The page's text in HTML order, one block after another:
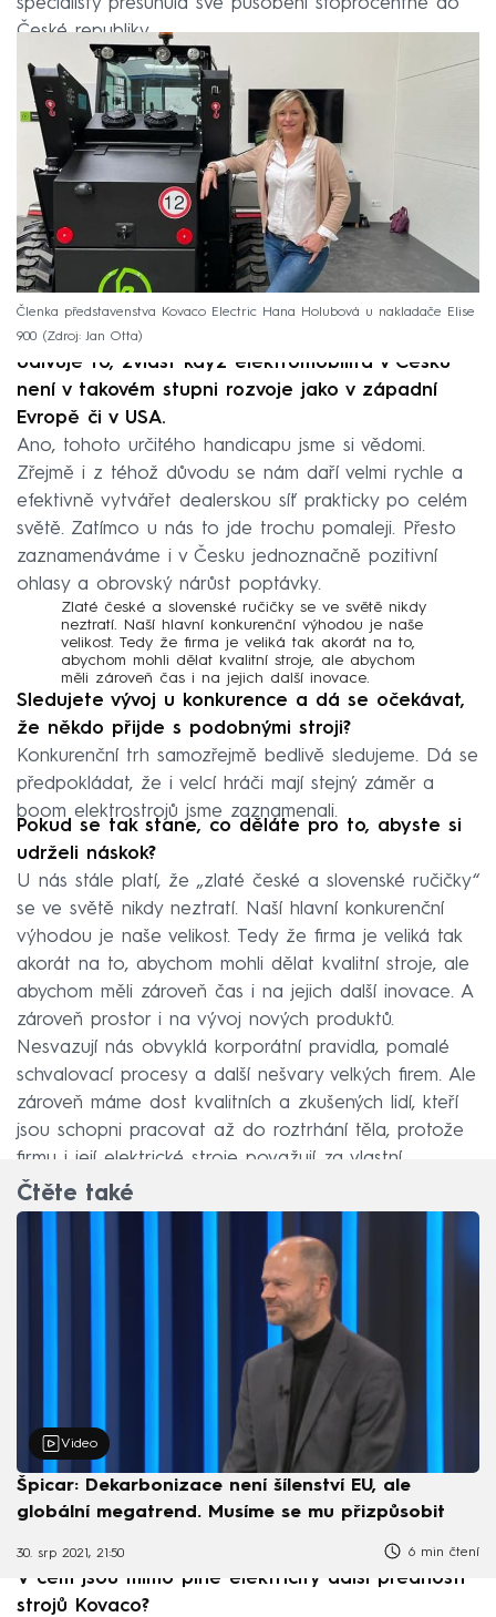
České republiky.
Členka představenstva Kovaco Electric Hana Holubová u nakladače Elise
900
Zdroj: Jan Otta
Udivuje to, zvlášť když elektromobilita v Česku
není v takovém stupni rozvoje jako v západní
Evropě či v USA.
Ano, tohoto určitého handicapu jsme si vědomi.
Zřejmě i z téhož důvodu se nám daří velmi rychle a
efektivně vytvářet dealerskou síť prakticky po celém
světě. Zatímco u nás to jde trochu pomaleji. Přesto
zaznamenáváme i v Česku jednoznačně pozitivní
ohlasy a obrovský nárůst poptávky.
Zlaté české a slovenské ručičky se ve světě nikdy
neztratí. Naší hlavní konkurenční výhodou je naše
velikost. Tedy že firma je veliká tak akorát na to,
abychom mohli dělat kvalitní stroje, ale abychom
měli zároveň čas i na jejich další inovace.
Sledujete vývoj u konkurence a dá se očekávat,
že někdo přijde s podobnými stroji?
Konkurenční trh samozřejmě bedlivě sledujeme. Dá se
předpokládat, že i velcí hráči mají stejný záměr a
boom elektrostrojů jsme zaznamenali.
Pokud se tak stane, co děláte pro to, abyste si
udrželi náskok?
U nás stále platí, že „zlaté české a slovenské ručičky“
se ve světě nikdy neztratí. Naší hlavní konkurenční
výhodou je naše velikost. Tedy že firma je veliká tak
akorát na to, abychom mohli dělat kvalitní stroje, ale
abychom měli zároveň čas i na jejich další inovace. A
zároveň prostor i na vývoj nových produktů.
Nesvazují nás obvyklá korporátní pravidla, pomalé
schvalovací procesy a další nešvary velkých firem. Ale
zároveň máme dost kvalitních a zkušených lidí, kteří
jsou schopni pracovat až do roztrhání těla, protože
firmu i její elektrické stroje považují za vlastní.
Čtěte také
Video
Špicar: Dekarbonizace není šílenství EU, ale
globální megatrend. Musíme se mu přizpůsobit
30. srp 2021, 21:50 6 min čtení
V čem jsou mimo plné elektricity další přednosti
strojů Kovaco?